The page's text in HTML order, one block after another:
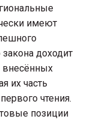
имеют
доходит
внесённых
их часть
чтения.
позиции